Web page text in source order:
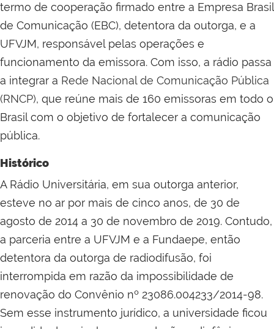
termo de cooperação firmado entre a Empresa Brasil
de Comunicação (EBC), detentora da outorga, e a
UFVJM, responsável pelas operações e
funcionamento da emissora. Com isso, a rádio passa
a integrar a Rede Nacional de Comunicação Pública
(RNCP), que reúne mais de 160 emissoras em todo o
Brasil com o objetivo de fortalecer a comunicação
pública.
Histórico
A Rádio Universitária, em sua outorga anterior,
esteve no ar por mais de cinco anos, de 30 de
agosto de 2014 a 30 de novembro de 2019. Contudo,
a parceria entre a UFVJM e a Fundaepe, então
detentora da outorga de radiodifusão, foi
interrompida em razão da impossibilidade de
renovação do Convênio nº 23086.004233/2014-98.
Sem esse instrumento jurídico, a universidade ficou